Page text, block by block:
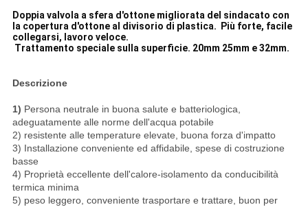
Doppia valvola a sfera d'ottone migliorata del sindacato con
la copertura d'ottone al divisorio di plastica. Più forte, facile
collegarsi, lavoro veloce.
Trattamento speciale sulla superficie. 20mm 25mm e 32mm.
Descrizione
1) Persona neutrale in buona salute e batteriologica,
adeguatamente alle norme dell'acqua potabile
2) resistente alle temperature elevate, buona forza d'impatto
3) Installazione conveniente ed affidabile, spese di costruzione
basse
4) Proprietà eccellente dell'calore-isolamento da conducibilità
termica minima
5) peso leggero, conveniente trasportare e trattare, buon per